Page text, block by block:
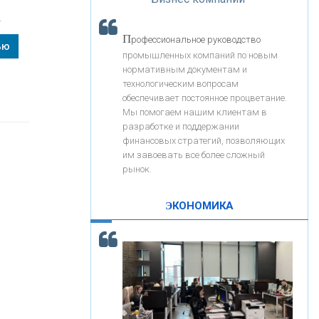
«РОСЕВРОБАНК»
«ПРЕСС-СЛУЖБА ВТБ24»
«АВТОГРАДБАНК»
КОНТАКТЫ
«Интервью»
Скорость - один из главных трендов в
кредитовании бизнеса - «Интервью»
Профессиональное руководство
промышленных компаний по новым
нормативным документам и
технологическим вопросам
обеспечивает постоянное процветание.
Мы помогаем нашим клиентам в
разработке и поддержании
финансовых стратегий, позволяющих
им завоевать все более сложный
рынок.
ЭКОНОМИКА